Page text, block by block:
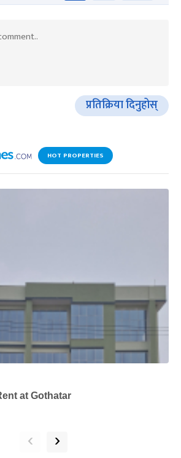
प्रतिक्रिया दिनुहोस्
HOT PROPERTIES
at Gothatar
‹ ›